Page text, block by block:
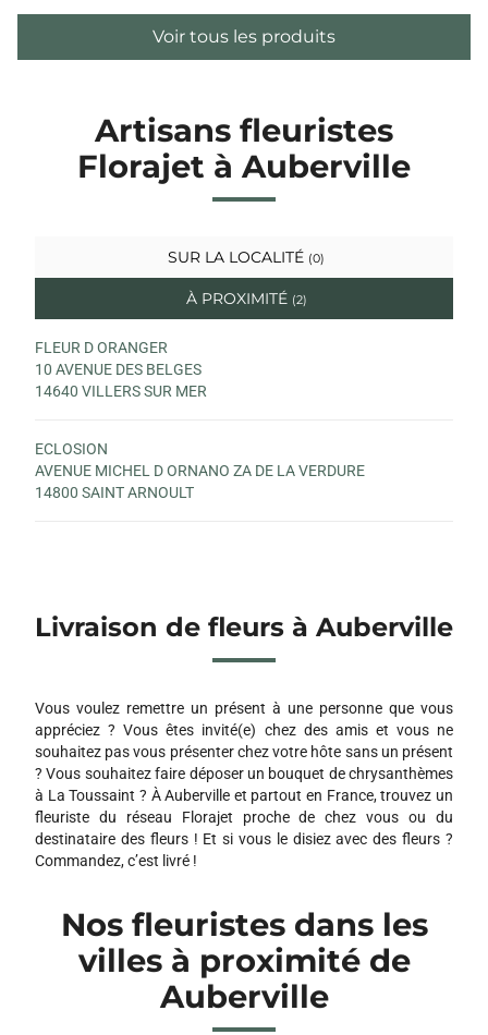
Voir tous les produits
Artisans fleuristes
Florajet à Auberville
SUR LA LOCALITÉ (0)
À PROXIMITÉ (2)
FLEUR D ORANGER
10 AVENUE DES BELGES
14640 VILLERS SUR MER
ECLOSION
AVENUE MICHEL D ORNANO ZA DE LA VERDURE
14800 SAINT ARNOULT
Livraison de fleurs à Auberville
Vous voulez remettre un présent à une personne que vous
appréciez ? Vous êtes invité(e) chez des amis et vous ne
souhaitez pas vous présenter chez votre hôte sans un présent
? Vous souhaitez faire déposer un bouquet de chrysanthèmes
à La Toussaint ? À Auberville et partout en France, trouvez un
fleuriste du réseau Florajet proche de chez vous ou du
destinataire des fleurs ! Et si vous le disiez avec des fleurs ?
Commandez, c’est livré !
Nos fleuristes dans les
villes à proximité de
Auberville